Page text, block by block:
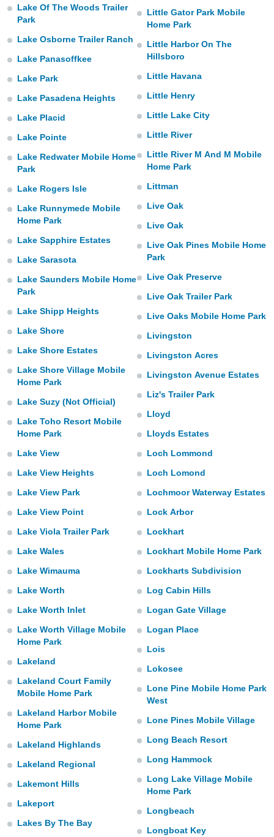
Lake Of The Woods Trailer
Park
Lake Osborne Trailer Ranch
Lake Panasoffkee
Lake Park
Lake Pasadena Heights
Lake Placid
Lake Pointe
Lake Redwater Mobile Home
Park
Lake Rogers Isle
Lake Runnymede Mobile
Home Park
Lake Sapphire Estates
Lake Sarasota
Lake Saunders Mobile Home
Park
Lake Shipp Heights
Lake Shore
Lake Shore Estates
Lake Shore Village Mobile
Home Park
Lake Suzy (Not Official)
Lake Toho Resort Mobile
Home Park
Lake View
Lake View Heights
Lake View Park
Lake View Point
Lake Viola Trailer Park
Lake Wales
Lake Wimauma
Lake Worth
Lake Worth Inlet
Lake Worth Village Mobile
Home Park
Lakeland
Lakeland Court Family
Mobile Home Park
Lakeland Harbor Mobile
Home Park
Lakeland Highlands
Lakeland Regional
Lakemont Hills
Lakeport
Lakes By The Bay
Little Gator Park Mobile
Home Park
Little Harbor On The
Hillsboro
Little Havana
Little Henry
Little Lake City
Little River
Little River M And M Mobile
Home Park
Littman
Live Oak
Live Oak
Live Oak Pines Mobile Home
Park
Live Oak Preserve
Live Oak Trailer Park
Live Oaks Mobile Home Park
Livingston
Livingston Acres
Livingston Avenue Estates
Liz's Trailer Park
Lloyd
Lloyds Estates
Loch Lommond
Loch Lomond
Lochmoor Waterway Estates
Lock Arbor
Lockhart
Lockhart Mobile Home Park
Lockharts Subdivision
Log Cabin Hills
Logan Gate Village
Logan Place
Lois
Lokosee
Lone Pine Mobile Home Park
West
Lone Pines Mobile Village
Long Beach Resort
Long Hammock
Long Lake Village Mobile
Home Park
Longbeach
Longboat Key